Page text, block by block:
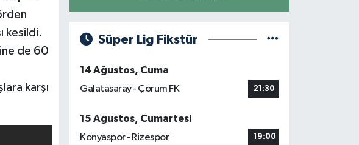
kesildi.
de 60
karşı
Süper Lig Fikstür
14 Ağustos, Cuma
Galatasaray - Çorum FK
21:30
15 Ağustos, Cumartesi
Konyaspor - Rizespor
19:00